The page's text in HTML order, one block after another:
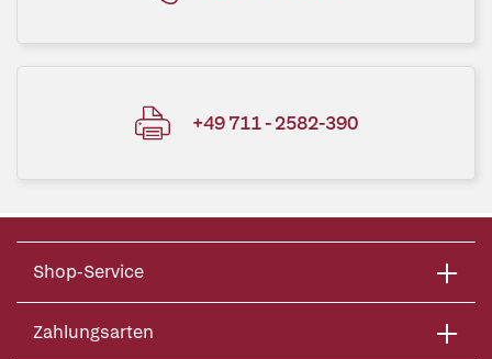
+49 711 - 2582-390
Shop-Service
Zahlungsarten